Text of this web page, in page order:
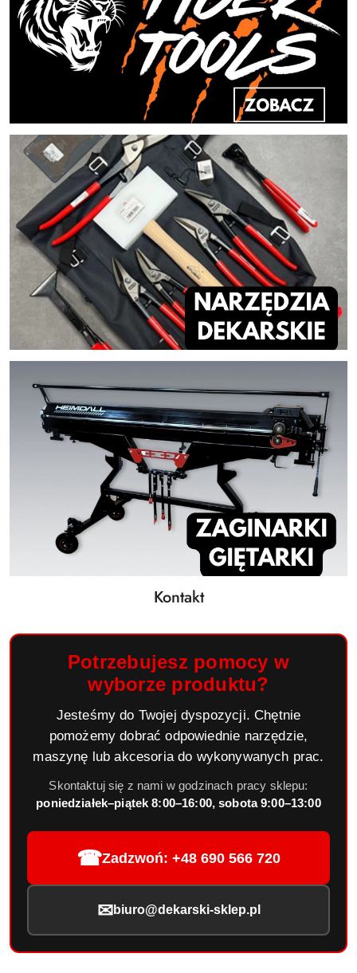
Kontakt
Potrzebujesz pomocy w
wyborze produktu?
Jesteśmy do Twojej dyspozycji. Chętnie
pomożemy dobrać odpowiednie narzędzie,
maszynę lub akcesoria do wykonywanych prac.
Skontaktuj się z nami w godzinach pracy sklepu:
poniedziałek–piątek 8:00–16:00, sobota 9:00–13:00
☎Zadzwoń: +48 690 566 720
✉ biuro@dekarski-sklep.pl